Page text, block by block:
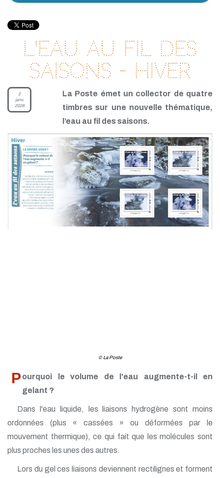
L'eau au fil des
saisons - Hiver
2
janv.
2026
La Poste émet un collector de quatre
timbres sur une nouvelle thématique,
l’eau au fil des saisons.
© La Poste
P ourquoi le volume de l'eau augmente-t-il en
gelant ?
Dans l'eau liquide, les liaisons hydrogène sont moins
ordonnées (plus « cassées » ou déformées par le
mouvement thermique), ce qui fait que les molécules sont
plus proches les unes des autres.
Lors du gel ces liaisons deviennent rectilignes et forment